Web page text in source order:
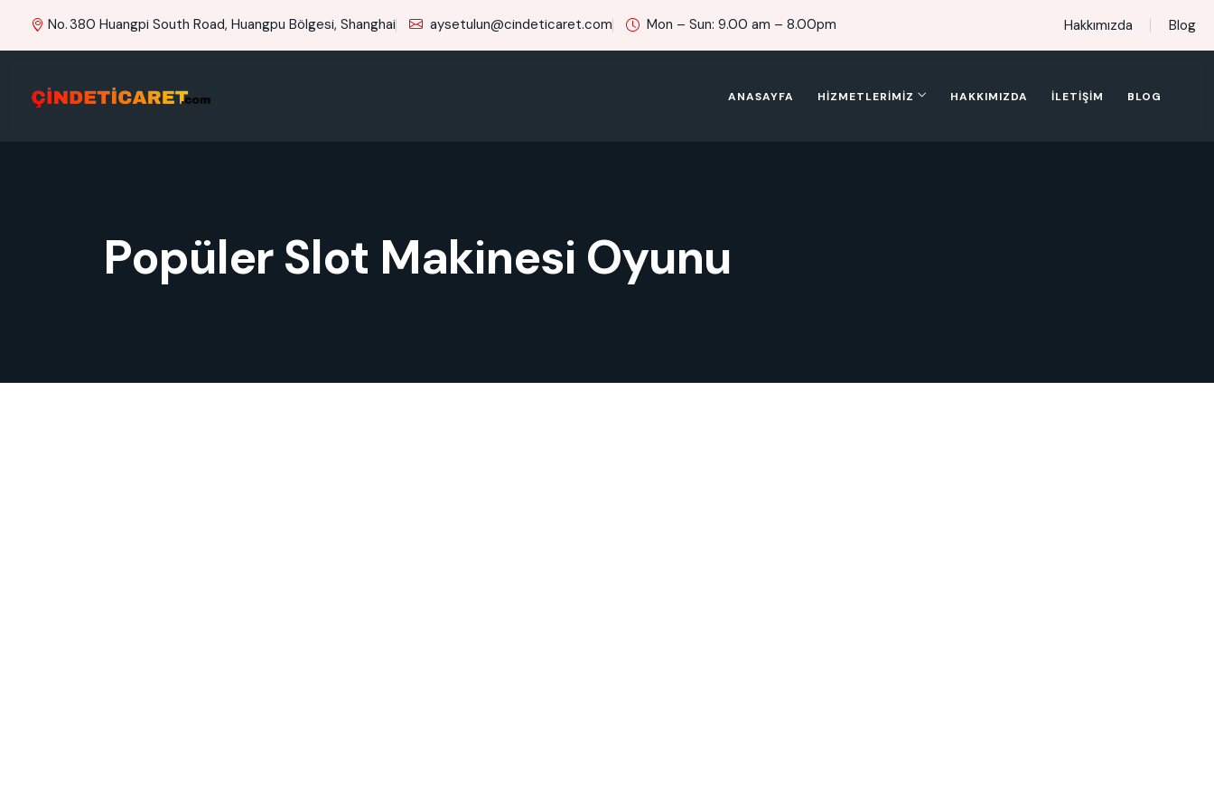
No. 380 Huangpi South Road, Huangpu Bölgesi, Shanghai aysetulun@cindeticaret.com Mon – Sun: 9.00 am – 8.00pm Hakkımızda Blog
ANASAYFA HIZMETLERIMIZ HAKKIMIZDA İLETIŞIM BLOG
Popüler Slot Makinesi Oyunu